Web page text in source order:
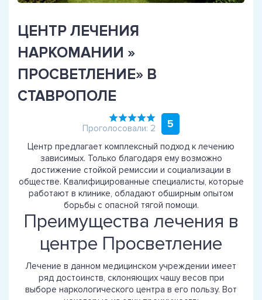
ЦЕНТР ЛЕЧЕНИЯ
НАРКОМАНИИ »
ПРОСВЕТЛЕНИЕ» В
СТАВРОПОЛЕ
Проголосовали: 2 5
Центр предлагает комплексный подход к лечению
зависимых. Только благодаря ему возможно
достижение стойкой ремиссии и социализации в
обществе. Квалифицированные специалисты, которые
работают в клинике, обладают обширным опытом
борьбы с опасной тягой помощи.
Преимущества лечения в
центре Просветление
Лечение в данном медицинском учреждении имеет
ряд достоинств, склоняющих чашу весов при
выборе наркологического центра в его пользу. Вот